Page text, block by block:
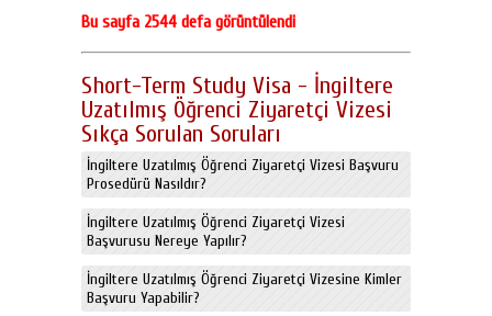
Bu sayfa 2544 defa görüntülendi
Short-Term Study Visa - İngiltere
Uzatılmış Öğrenci Ziyaretçi Vizesi
Sıkça Sorulan Soruları
İngiltere Uzatılmış Öğrenci Ziyaretçi Vizesi Başvuru
Prosedürü Nasıldır?
İngiltere Uzatılmış Öğrenci Ziyaretçi Vizesi
Başvurusu Nereye Yapılır?
İngiltere Uzatılmış Öğrenci Ziyaretçi Vizesine Kimler
Başvuru Yapabilir?